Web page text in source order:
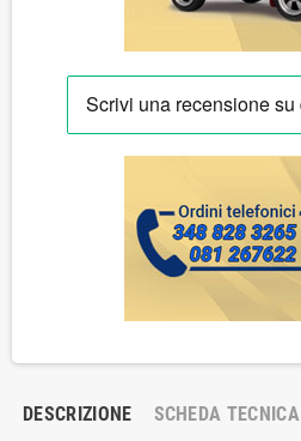
DESCRIZIONE SCHEDA TECNICA